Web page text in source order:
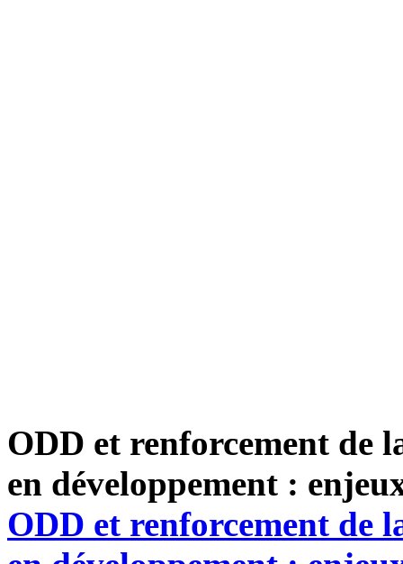
ODD et renforcement de
en développement :
ODD et renforcement de